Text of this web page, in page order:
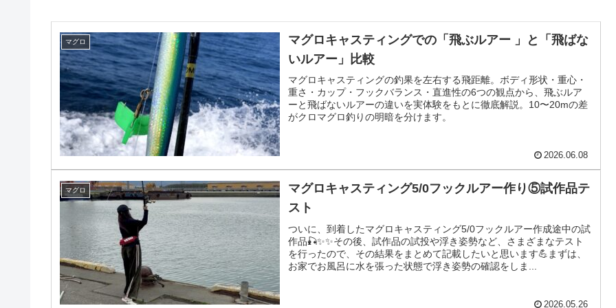
マグロ
マグロキャスティングでの「飛ぶルアー 」と「飛ばな
いルアー」比較
マグロキャスティングの釣果を左右する飛距離。ボディ形状・重心・
重さ・カップ・フックバランス・直進性の6つの観点から、飛ぶルア
ーと飛ばないルアーの違いを実体験をもとに徹底解説。10〜20mの差
がクロマグロ釣りの明暗を分けます。
2026.06.08
マグロ
マグロキャスティング5/0フックルアー作り⑤試作品テ
スト
ついに、到着したマグロキャスティング5/0フックルアー作成途中の試
作品🎣✨✨その後、試作品の試投や浮き姿勢など、さまざまなテスト
を行ったので、その結果をまとめて記載したいと思います💪まずは、
お家でお風呂に水を張った状態で浮き姿勢の確認をしま...
2026.05.26